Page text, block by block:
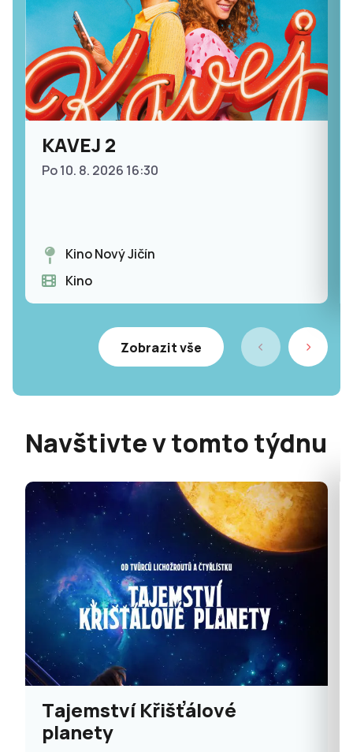
KAVEJ 2
Po 10. 8. 2026 16:30
Kino Nový Jičín
Kino
Zobrazit vše
Navštivte v tomto týdnu
Tajemství Křišťálové
planety